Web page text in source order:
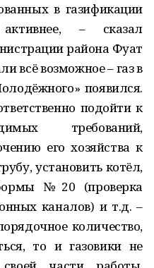
в газификации
– сказал
района Фуат
всё возможное – газ в
появился.
подойти к
требований,
его хозяйства к
установить котёл,
№20 (проверка
каналов) и т.д. –
количество,
то и газовики не